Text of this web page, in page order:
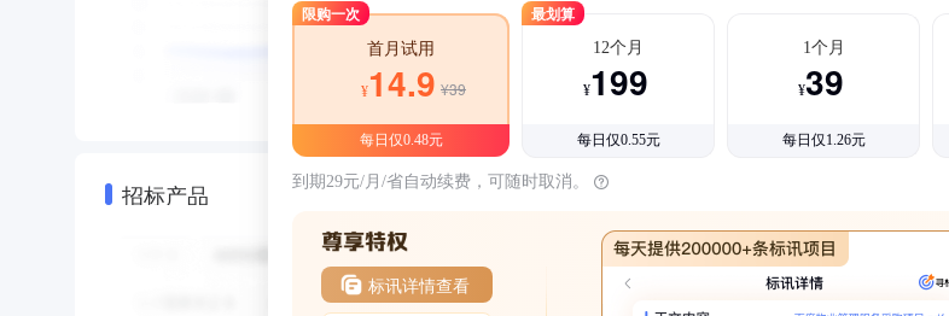
招标产品
限购一次
首月试用
¥14.9 ¥39
每日仅0.48元
最划算
12个月
¥199
每日仅0.55元
1个月
¥39
每日仅1.26元
到期29元/月/省自动续费，可随时取消。
标讯详情查看